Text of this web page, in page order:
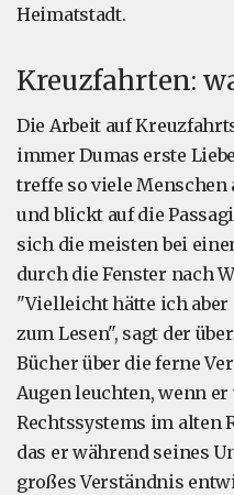
Heimatstadt.
Kreuzfahrten:
Die Arbeit auf
immer Dumas erste
treffe so viele Menschen
und blickt auf die
sich die meisten bei
durch die Fenster nach
"Vielleicht hätte ich aber
zum Lesen", sagt der
Bücher über die ferne
Augen leuchten, wenn
Rechtssystems im alten
das er während seines
großes Verständnis